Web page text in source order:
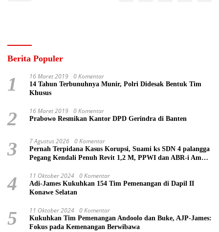
Berita Populer
1 16 Maret 2019 0 Komentar
14 Tahun Terbunuhnya Munir, Polri Didesak Bentuk Tim
Khusus
2 16 Maret 2019 0 Komentar
Prabowo Resmikan Kantor DPD Gerindra di Banten
3 7 Agustus 2026 0 Komentar
Pernah Terpidana Kasus Korupsi, Suami ks SDN 4 palangga
Pegang Kendali Penuh Revit 1,2 M, PPWI dan ABR-i Ambil
4 11 Oktober 2024 0 Komentar
Adi-James Kukuhkan 154 Tim Pemenangan di Dapil II
Konawe Selatan
5 11 Oktober 2024 0 Komentar
Kukuhkan Tim Pemenangan Andoolo dan Buke, AJP-James:
Fokus pada Kemenangan Berwibawa